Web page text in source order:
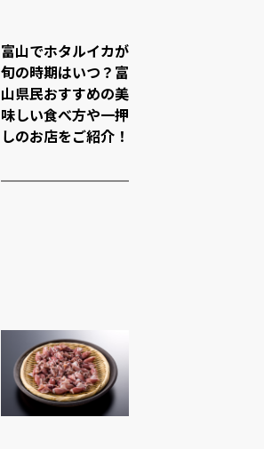
富山でホタルイカが
旬の時期はいつ？富
山県民おすすめの美
味しい食べ方や一押
しのお店をご紹介！